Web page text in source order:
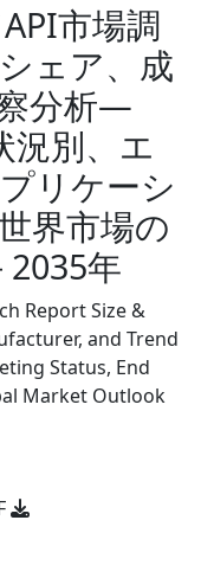
市場調
ェア、成
分析―
況別、エ
リケーシ
界市場の
2035年
Report Size &
and Trend
Status, End
Market Outlook